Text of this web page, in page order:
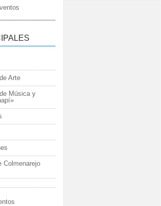
Arte
Música y
Colmenarejo